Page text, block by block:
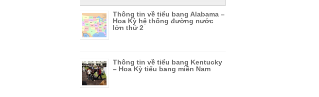
Thông tin về tiểu bang Alabama –
Hoa Kỳ hệ thống đường nước
lớn thứ 2
Thông tin về tiểu bang Kentucky
– Hoa Kỳ tiểu bang miền Nam